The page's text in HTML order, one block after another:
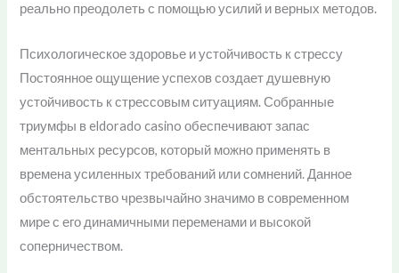
реально преодолеть с помощью усилий и верных методов.
Психологическое здоровье и устойчивость к стрессу
Постоянное ощущение успехов создает душевную
устойчивость к стрессовым ситуациям. Собранные
триумфы в eldorado casino обеспечивают запас
ментальных ресурсов, который можно применять в
времена усиленных требований или сомнений. Данное
обстоятельство чрезвычайно значимо в современном
мире с его динамичными переменами и высокой
соперничеством.